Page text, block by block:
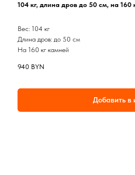
104 кг, длина дров до 50 см, на 160
Вес: 104 кг
Длина дров: до 50 см
На 160 кг камней
940 BYN
Добавить в